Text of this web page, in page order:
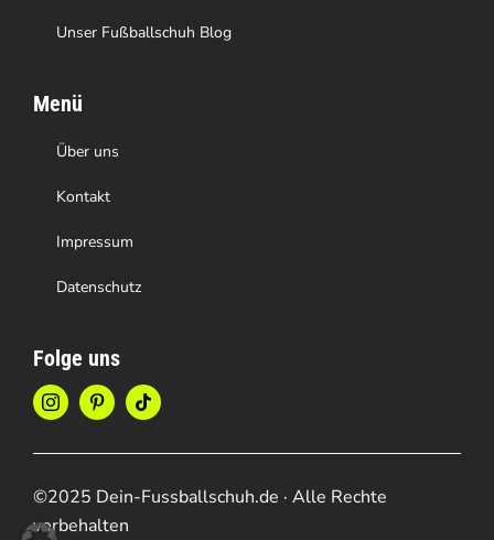
Unser Fußballschuh Blog
Menü
Über uns
Kontakt
Impressum
Datenschutz
Folge uns
©2025 Dein-Fussballschuh.de · Alle Rechte
vorbehalten